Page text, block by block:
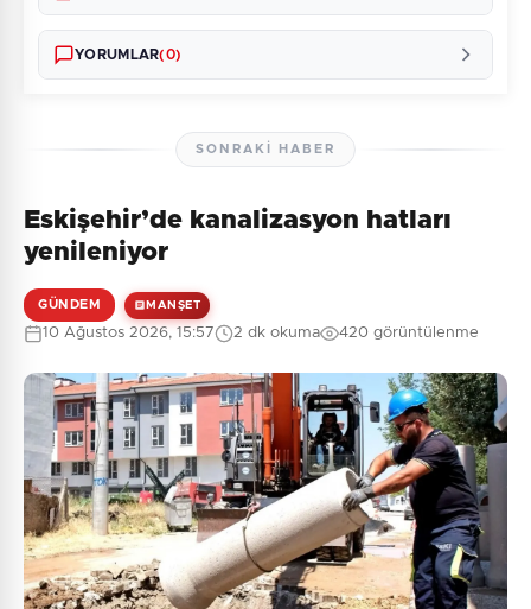
Güvenlik Sorusu:
9 + 10 = ?
Gönder
YORUMLAR(0)
Henüz yorum yapılmamış. İlk yorumu siz yapın!
SONRAKI HABER
Eskişehir’de kanalizasyon hatları
yenileniyor
GÜNDEM MANŞET
10 Ağustos 2026, 15:57 2 dk okuma 420 görüntülenme